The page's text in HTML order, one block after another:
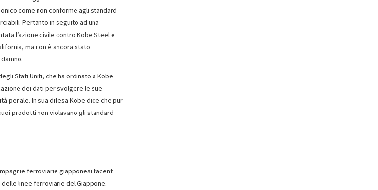
come non conforme agli standard
Pertanto in seguito ad una
l’azione civile contro Kobe Steel e
ma non è ancora stato
Stati Uniti, che ha ordinato a Kobe
dei dati per svolgere le sue
penale. In sua difesa Kobe dice che pur
prodotti non violavano gli standard
ferroviarie giapponesi facenti
linee ferroviarie del Giappone.